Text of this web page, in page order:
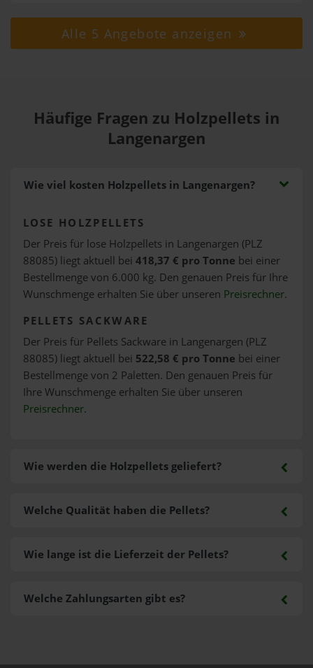
Alle 5 Angebote anzeigen
Häufige Fragen zu Holzpellets in
Langenargen
Wie viel kosten Holzpellets in Langenargen?
LOSE HOLZPELLETS
Der Preis für lose Holzpellets in Langenargen (PLZ
88085) liegt aktuell bei 418,37 € pro Tonne bei einer
Bestellmenge von 6.000 kg. Den genauen Preis für Ihre
Wunschmenge erhalten Sie über unseren Preisrechner.
PELLETS SACKWARE
Der Preis für Pellets Sackware in Langenargen (PLZ
88085) liegt aktuell bei 522,58 € pro Tonne bei einer
Bestellmenge von 2 Paletten. Den genauen Preis für
Ihre Wunschmenge erhalten Sie über unseren
Preisrechner.
Wie werden die Holzpellets geliefert?
Welche Zahlungsarten gibt es?
Welche Qualität haben die Pellets?
Wie lange ist die Lieferzeit der Pellets?